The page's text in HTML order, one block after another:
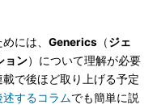
には、 Generics （ジェ
ョン）について理解が必要
で後ほど取り上げる予定
述するコラムでも簡単に説